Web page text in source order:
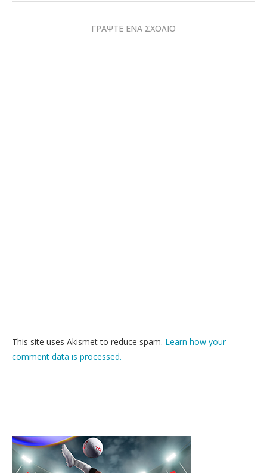
ΓΡΑΨΤΕ ΕΝΑ ΣΧΟΛΙΟ
This site uses Akismet to reduce spam. Learn how your
comment data is processed.